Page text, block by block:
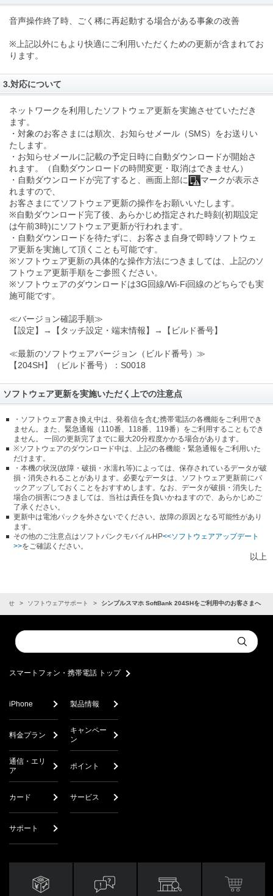
音声操作終了時、ごく稀に再起動する場合がある事象の改善
※上記以外にもより快適にご利用いただくための更新が含まれてお
ります。
3.対応について
ネットワークを利用したソフトウェア更新を実施させていただき
ます。
・対象のお客さまには順次、お知らせメール（SMS）をお送りい
たします。
・お知らせメールに記載の予定日時に自動ダウンロードが開始さ
れます。（自動ダウンロードの時間変更・取消はできません）
・自動ダウンロードが完了すると、画面上部に
マークが表示さ
れますので、
お客さまにてソフトウェア更新の操作をお願いいたします。
※自動ダウンロード完了後、あらかじめ指定された時刻(初期設定
は午前3時)にソフトウェア更新が行われます。
・自動ダウンロードを待たずに、お客さま自身で即時ソフトウェ
ア更新を実施して頂くことも可能です。
※ソフトウェア更新の具体的な操作方法につきましては、上記のソ
フトウェア更新手順をご参照ください。
※ソフトウェアのダウンロードは3G回線/Wi-Fi回線のどちらでも実
施可能です。
≪バージョン確認手順≫
【設定】→【タッチ設定・端末情報】→【ビルド番号】
≪最新のソフトウェアバージョン（ビルド番号）≫
【204SH】（ビルド番号）：S0018
ソフトウェア更新を実施いただく上での注意点
・ソフトウェア書き換え中は、発着信を含む携帯電話の各機能をご利用でき
ません。また、緊急通報（110番、118番、119番）をご利用することもでき
ません。 一回の更新完了までに最大20分程度かかる場合があります。
※ソフトウェアのダウンロード中は、上記の各機能・緊急通報をご利用いた
だけます。
・本機の状況(故障・破損・水濡れ等)によっては、保存されているデータが破
損・消失されることがあります。必要なデータは、ソフトウェア更新前にバ
ックアップしておくことをおすすめします。なお、データが破損・消失した
場合の損害につきましては、当社は責任を負いかねますので、あらかじめご
了承ください。
更新中は電池パックを外さないでください。故障の原因となる可能性があり
ます。
その他のご注意点はソフトバンクモバイルHP<<ソフトウェアアップデート
>>をご確認ください。
以上
らせ ソフトウェアサポート シンプルスマホ SoftBank 204SHをご利用中のお客さまへ
Conduct
a
Submit
スマートフォン・携帯電話 トップ
iPhone 製品情報
料金プラン
キャンペー
ン
通信・エリ
ア
ポイント
カード サービス
サポート